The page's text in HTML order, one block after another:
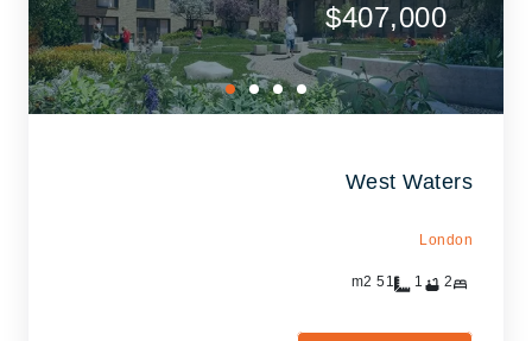
$407,000
West Waters
London
2
1
51